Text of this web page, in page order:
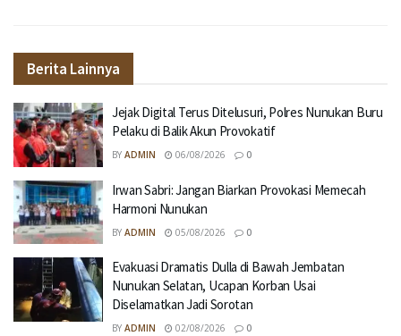
Berita Lainnya
Jejak Digital Terus Ditelusuri, Polres Nunukan Buru
Pelaku di Balik Akun Provokatif
BY ADMIN 06/08/2026 0
Irwan Sabri: Jangan Biarkan Provokasi Memecah
Harmoni Nunukan
BY ADMIN 05/08/2026 0
Evakuasi Dramatis Dulla di Bawah Jembatan
Nunukan Selatan, Ucapan Korban Usai
Diselamatkan Jadi Sorotan
BY ADMIN 02/08/2026 0